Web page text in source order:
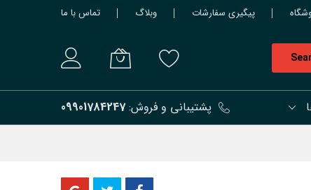
پیگیری سفارشات وبلاگ تماس با ما
پشتیبانی و فروش:09901784247